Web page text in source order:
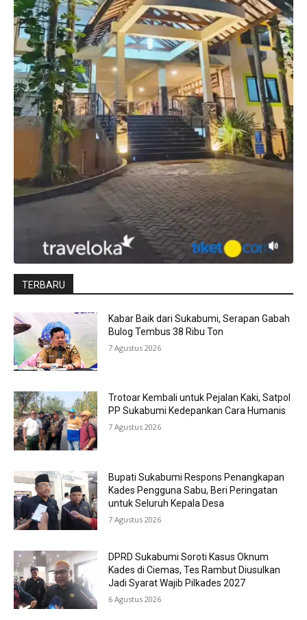
TERBARU
Kabar Baik dari Sukabumi, Serapan Gabah
Bulog Tembus 38 Ribu Ton
7 Agustus 2026
Trotoar Kembali untuk Pejalan Kaki, Satpol
PP Sukabumi Kedepankan Cara Humanis
7 Agustus 2026
Bupati Sukabumi Respons Penangkapan
Kades Pengguna Sabu, Beri Peringatan
untuk Seluruh Kepala Desa
7 Agustus 2026
DPRD Sukabumi Soroti Kasus Oknum
Kades di Ciemas, Tes Rambut Diusulkan
Jadi Syarat Wajib Pilkades 2027
6 Agustus 2026